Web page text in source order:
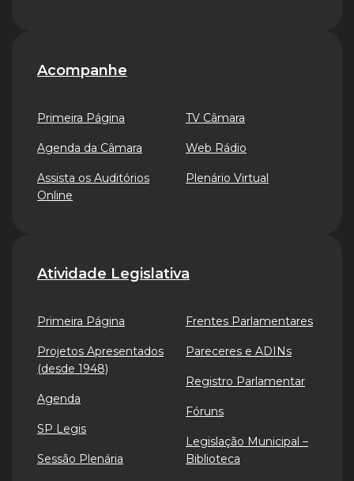
Acompanhe
Primeira Página
Agenda da Câmara
Assista os Auditórios
Online
TV Câmara
Web Rádio
Plenário Virtual
Atividade Legislativa
Primeira Página
Projetos Apresentados
(desde 1948)
Agenda
SP Legis
Sessão Plenária
Frentes Parlamentares
Pareceres e ADINs
Registro Parlamentar
Fóruns
Legislação Municipal –
Biblioteca